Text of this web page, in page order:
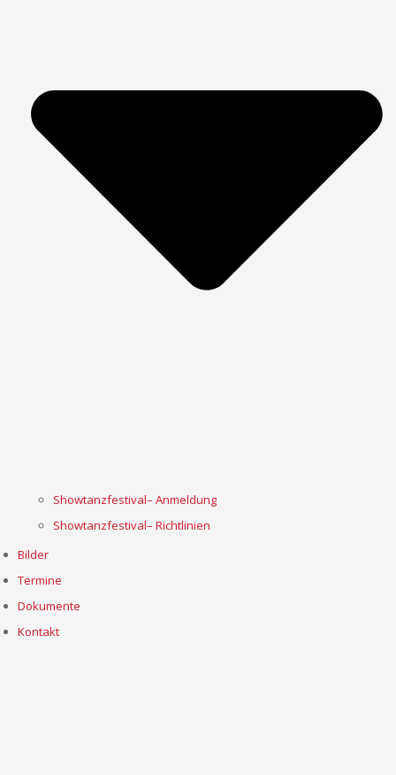
Showtanzfestival– Anmeldung
Showtanzfestival– Richtlinien
Bilder
Termine
Dokumente
Kontakt